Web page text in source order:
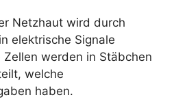
Netzhaut wird durch
in elektrische Signale
werden in Stäbchen
welche
haben.